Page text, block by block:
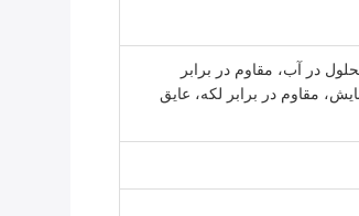
در آب، مقاوم در برابر
مقاوم در برابر لکه، عایق